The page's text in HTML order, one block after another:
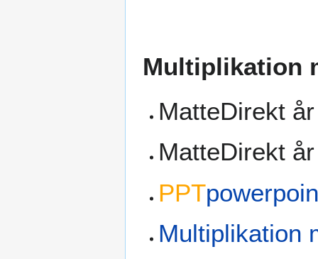
Multiplikation
MatteDirekt
MatteDirekt
PPT
Multiplikation